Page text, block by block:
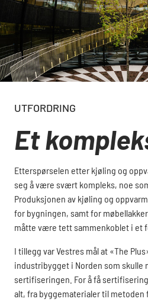
UTFORDRING
Et
Etterspørselen etter kjøling og
seg å være svært kompleks, noe
Produksjonen av kjøling og
for bygningen, samt for
måtte være tett sammenkoblet i et
I tillegg var Vestres mål at «The
industribygget i Norden som skulle
sertifiseringen. For å få
alt, fra byggematerialer til metoden